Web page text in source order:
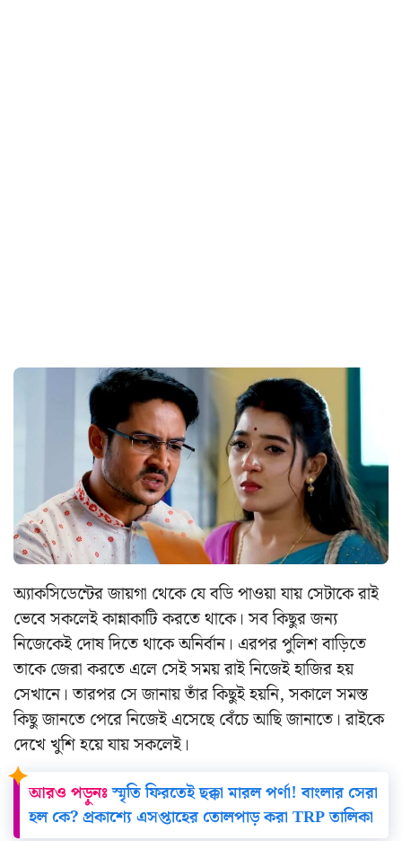
অ্যাকসিডেন্টের জায়গা থেকে যে বডি পাওয়া যায় সেটাকে রাই
ভেবে সকলেই কান্নাকাটি করতে থাকে। সব কিছুর জন্য
নিজেকেই দোষ দিতে থাকে অনির্বান। এরপর পুলিশ বাড়িতে
তাকে জেরা করতে এলে সেই সময় রাই নিজেই হাজির হয়
সেখানে। তারপর সে জানায় তাঁর কিছুই হয়নি, সকালে সমস্ত
কিছু জানতে পেরে নিজেই এসেছে বেঁচে আছি জানাতে। রাইকে
দেখে খুশি হয়ে যায় সকলেই।
আরও পড়ুনঃস্মৃতি ফিরতেই ছক্কা মারল পর্ণা! বাংলার সেরা
হল কে? প্রকাশ্যে এসপ্তাহের তোলপাড় করা TRP তালিকা